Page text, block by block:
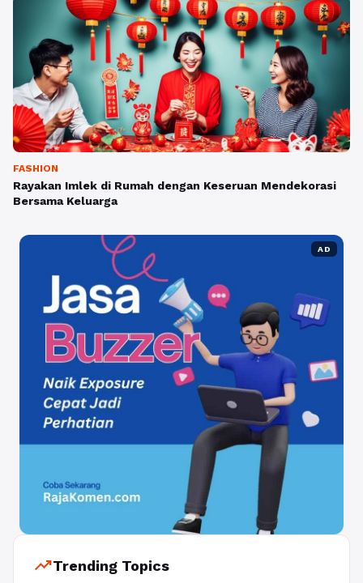
FASHION
Rayakan Imlek di Rumah dengan Keseruan Mendekorasi
Bersama Keluarga
AD
trending_upTrending Topics